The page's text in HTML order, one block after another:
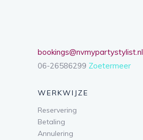
bookings@nvmypartystylist.nl
06-26586299 Zoetermeer
WERKWIJZE
Reservering
Betaling
Annulering